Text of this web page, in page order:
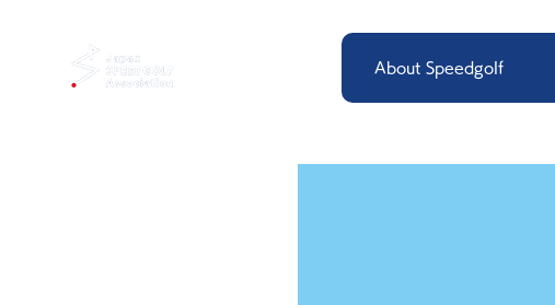
About Speedgolf